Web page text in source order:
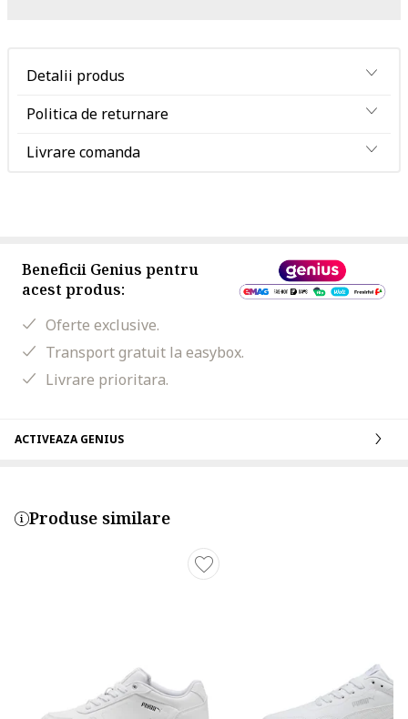
Detalii produs
Politica de returnare
Livrare comanda
Beneficii Genius pentru
acest produs:
Oferte exclusive.
Transport gratuit la easybox.
Livrare prioritara.
ACTIVEAZA GENIUS
Produse similare